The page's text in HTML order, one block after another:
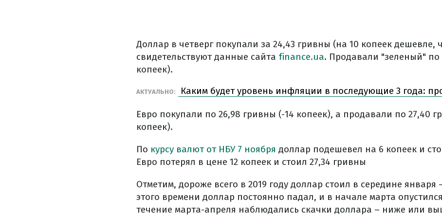
Доллар в четверг покупали за 24,43 гривны (на 10 копеек дешевле,
свидетельствуют данные сайта finance.ua. Продавали "зеленый" по
копеек).
АКТУАЛЬНО: Каким будет уровень инфляции в последующие 3 года:
Евро покупали по 26,98 гривны (-14 копеек), а продавали по 27,40
копеек).
По курсу валют от НБУ 7 ноября доллар подешевел на 6 копеек и
Евро потерял в цене 12 копеек и стоил 27,34 гривны
Отметим, дороже всего в 2019 году доллар стоил в середине января
этого времени доллар постоянно падал, и в начале марта
течение марта-апреля наблюдались скачки доллара – ниже или